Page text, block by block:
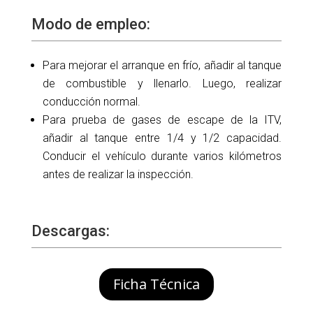
Modo de empleo:
Para mejorar el arranque en frío, añadir al tanque
de combustible y llenarlo. Luego, realizar
conducción normal.
Para prueba de gases de escape de la ITV,
añadir al tanque entre 1/4 y 1/2 capacidad.
Conducir el vehículo durante varios kilómetros
antes de realizar la inspección.
Descargas:
Ficha Técnica